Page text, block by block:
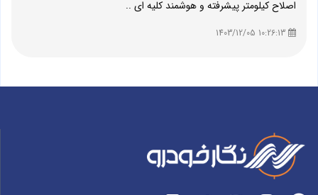
اصلاح کیلومتر پیشرفته و هوشمند کلیه ای ..